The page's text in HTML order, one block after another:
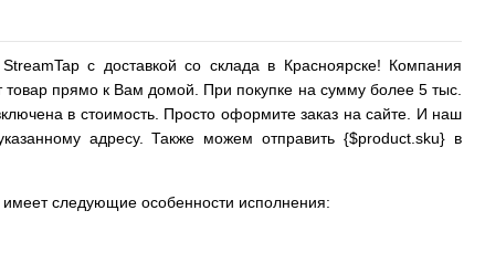
с доставкой со склада в Красноярске! Компания
товар прямо к Вам домой. При покупке на сумму более 5 тыс.
в стоимость. Просто оформите заказ на сайте. И наш
адресу. Также можем отправить {$product.sku} в
следующие особенности исполнения: